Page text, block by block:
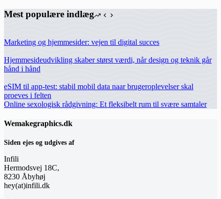
Mest populære indlæg
Marketing og hjemmesider: vejen til digital succes
Hjemmesideudvikling skaber størst værdi, når design og teknik går
hånd i hånd
eSIM til app-test: stabil mobil data naar brugeroplevelser skal
proeves i felten
Online sexologisk rådgivning: Et fleksibelt rum til svære samtaler
Wemakegraphics.dk
Siden ejes og udgives af
Infili
Hermodsvej 18C,
8230 Åbyhøj
hey(at)infili.dk